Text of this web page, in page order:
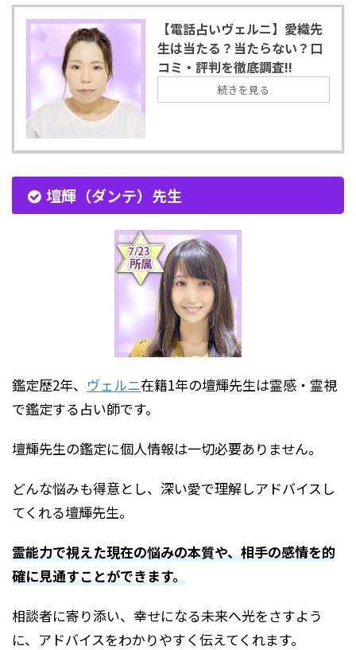
【電話占いヴェルニ】愛織先
生は当たる？当たらない？口
コミ・評判を徹底調査!!
続きを見る
壇輝（ダンテ）先生
鑑定歴2年、 ヴェルニ在籍1年の壇輝先生は霊感・霊視
で鑑定する占い師です。
壇輝先生の鑑定に個人情報は一切必要ありません。
どんな悩みも得意とし、深い愛で理解しアドバイスし
てくれる壇輝先生。
霊能力で視えた現在の悩みの本質や、相手の感情を的
確に見通すことができます。
相談者に寄り添い、幸せになる未来へ光をさすよう
に、アドバイスをわかりやすく伝えてくれます。